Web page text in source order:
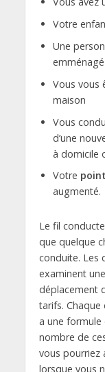
Votre
Une
Vous vous
maison
Vous
d’une
à domicile
Votre
augmenté.
Le fil
que quelque
conduite. Les
examinent
déplacement
tarifs. Chaque
a une formule
nombre de
vous pourriez
lorsque vous